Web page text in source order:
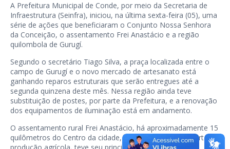
A Prefeitura Municipal de Conde, por meio da Secretaria de
Infraestrutura (Seinfra), iniciou, na última sexta-feira (05), uma
série de ações que beneficiaram o Conjunto Nossa Senhora
da Conceição, o assentamento Frei Anastácio e a região
quilombola de Gurugí.
Segundo o secretário Tiago Silva, a praça localizada entre o
campo de Gurugí e o novo mercado de artesanato está
ganhando reparos estruturais que serão entregues até a
segunda quinzena deste mês. Nessa região ainda teve
substituição de postes, por parte da Prefeitura, e a renovação
dos equipamentos de iluminação está em andamento.
O assentamento rural Frei Anastácio, há aproximadamente 15
quilômetros do Centro da cidade, que se destaca pela farta